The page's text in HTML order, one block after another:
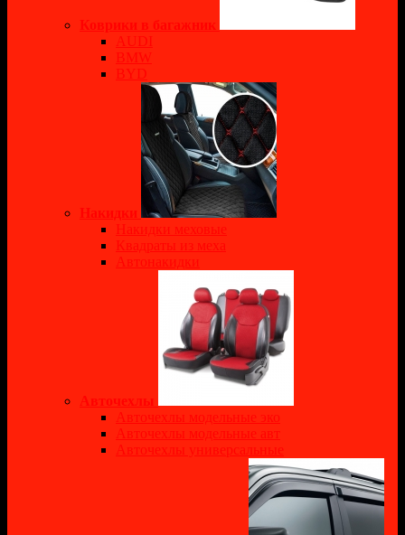
Коврики в багажник
AUDI
BMW
BYD
Накидки
Накидки меховые
Квадраты из меха
Автонакидки
Авточехлы
Авточехлы модельные эко
Авточехлы модельные авт
Авточехлы универсальные